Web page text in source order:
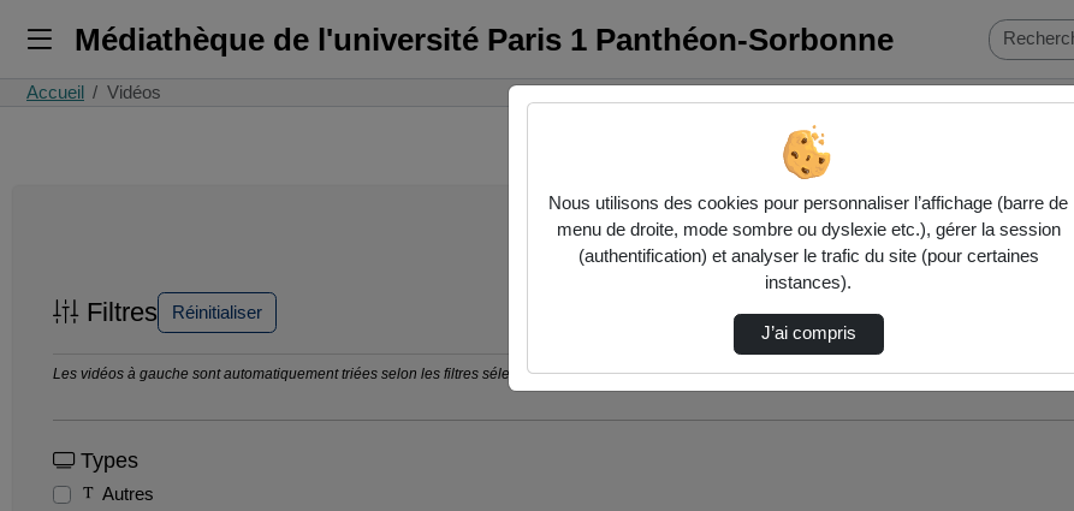
Médiathèque de l'université Paris 1 Panthéon-Sorbonne
Accueil Vidéos
Filtres Réinitialiser
Les vidéos à gauche sont automatiquement triées selon les filtres sélectionnés ci-dessous. Consultez les options pour ajuster les résultats.
Types
Autres
Nous utilisons des cookies pour personnaliser l’affichage (barre de
menu de droite, mode sombre ou dyslexie etc.), gérer la session
(authentification) et analyser le trafic du site (pour certaines
instances).
J’ai compris